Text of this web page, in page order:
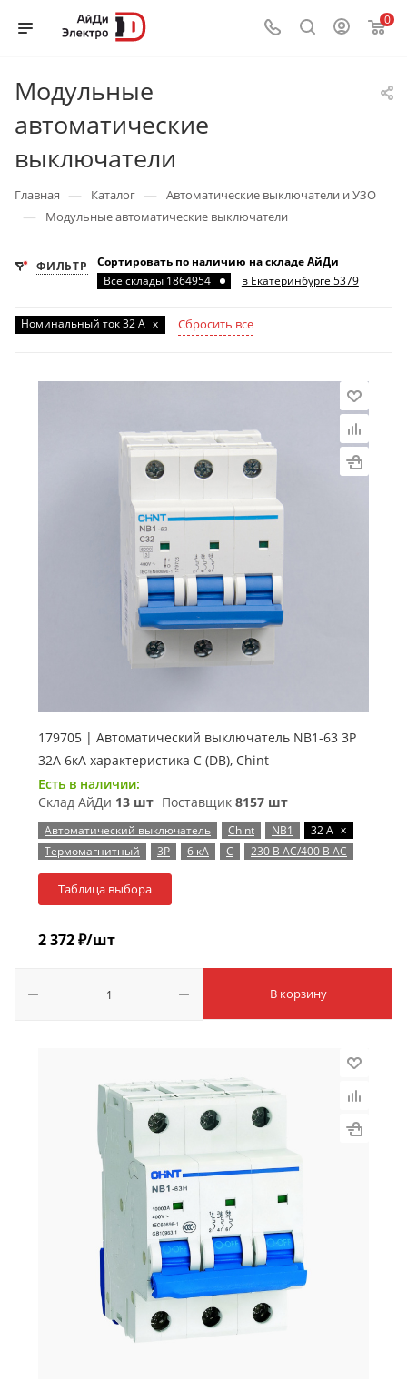
0
Модульные
автоматические
выключатели
Главная — Каталог — Автоматические выключатели и УЗО
— Модульные автоматические выключатели
ФИЛЬТР
Сортировать по наличию на складе АйДи
Все склады 1864954
в Екатеринбурге 5379
Номинальный ток 32 А x Сбросить все
179705 | Автоматический выключатель NB1-63 3P
32А 6кА характеристика C (DB), Chint
Есть в наличии:
Склад АйДи 13 шт Поставщик 8157 шт
Автоматический выключатель Chint NB1 32 А x
Термомагнитный
3P 6 кА C 230 В AC/400 В AC
Таблица выбора
2 372₽/шт
В корзину